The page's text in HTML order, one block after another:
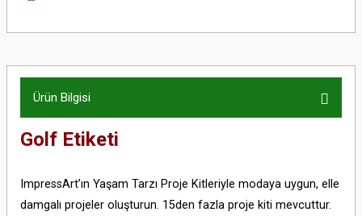
Ürün Bilgisi
Golf Etiketi
ImpressArt’ın Yaşam Tarzı Proje Kitleriyle modaya uygun, elle
damgalı projeler oluşturun. 15den fazla proje kiti mevcuttur.